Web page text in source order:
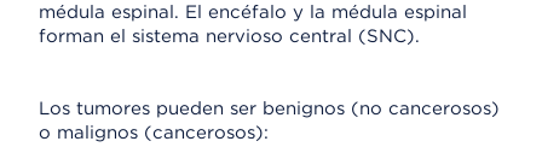
médula espinal. El encéfalo y la médula espinal
forman el sistema nervioso central (SNC).
Los tumores pueden ser benignos (no cancerosos)
o malignos (cancerosos):